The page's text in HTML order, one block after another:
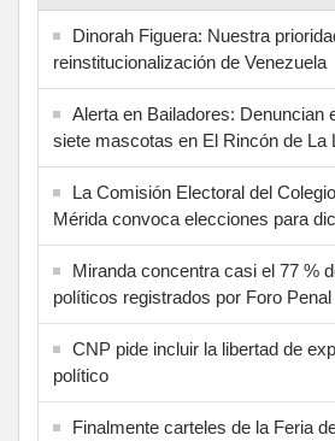
Dinorah Figuera: Nuestra
reinstitucionalización de Venezuela
Alerta en Bailadores: Denuncian
siete mascotas en El Rincón de La
La Comisión Electoral del
Mérida convoca elecciones para
Miranda concentra casi el 77 %
políticos registrados por Foro Penal
CNP pide incluir la libertad de
político
Finalmente carteles de la Feria